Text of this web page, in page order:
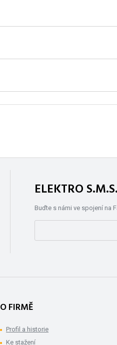
ELEKTRO
Buďte s námi ve spojení na
O FIRMĚ
Profil a historie
Ke stažení